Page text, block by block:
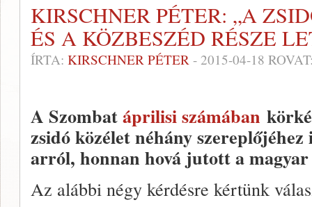
KIRSCHNER PÉTER: „A
ÉS A KÖZBESZÉD RÉSZE
ÍRTA: KIRSCHNER PÉTER - 2015-04-18
A Szombatáprilisi számában
zsidó közélet néhány
arról, honnan hová jutott a magyar
Az alábbi négy kérdésre kértünk